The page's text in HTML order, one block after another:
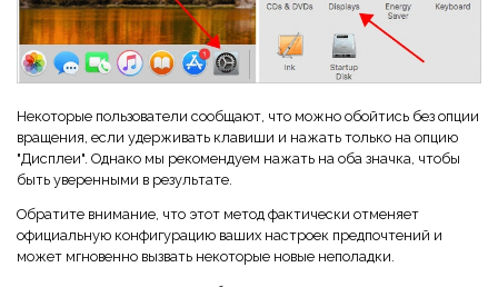
Некоторые пользователи сообщают, что можно обойтись без опции
вращения, если удерживать клавиши и нажать только на опцию
"Дисплеи". Однако мы рекомендуем нажать на оба значка, чтобы
быть уверенными в результате.
Обратите внимание, что этот метод фактически отменяет
официальную конфигурацию ваших настроек предпочтений и
может мгновенно вызвать некоторые новые неполадки.